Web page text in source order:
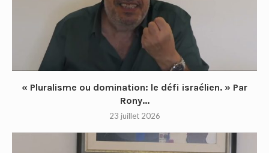
« Pluralisme ou domination: le défi israélien. » Par
Rony...
23 juillet 2026